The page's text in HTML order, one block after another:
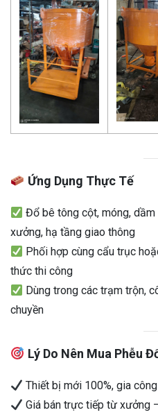
Ứng Dụng Thực Tế
Đổ bê tông cột, móng,
xưởng, hạ tầng giao thông
Phối hợp cùng cẩu trục
thức thi công
Dùng trong các trạm trộn,
chuyền
Lý Do Nên Mua Phễu
Thiết bị mới 100%, gia
Giá bán trực tiếp từ xưởng